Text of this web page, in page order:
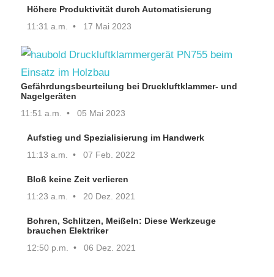
Höhere Produktivität durch Automatisierung
11:31 a.m.
17 Mai 2023
Gefährdungsbeurteilung bei Druckluftklammer- und
Nagelgeräten
11:51 a.m.
05 Mai 2023
Aufstieg und Spezialisierung im Handwerk
11:13 a.m.
07 Feb. 2022
Bloß keine Zeit verlieren
11:23 a.m.
20 Dez. 2021
Bohren, Schlitzen, Meißeln: Diese Werkzeuge
brauchen Elektriker
12:50 p.m.
06 Dez. 2021